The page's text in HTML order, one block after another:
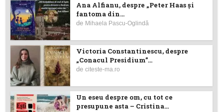
Ana Alfianu, despre „Peter Haas și
fantoma din...
de Mihaela Pascu-Oglindă
Victoria Constantinescu, despre
„Conacul Presidium”...
deciteste-ma.ro
Un eseu despre om, cu tot ce
presupune asta – Cristina...